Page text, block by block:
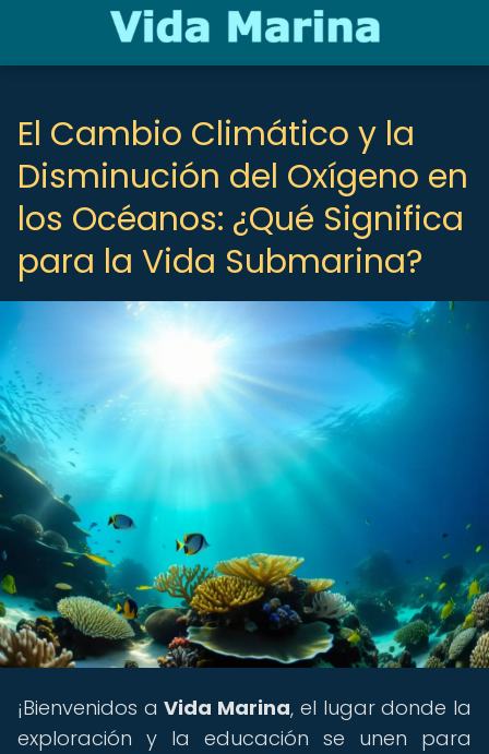
El Cambio Climático y la
Disminución del Oxígeno en
los Océanos: ¿Qué Significa
para la Vida Submarina?
¡Bienvenidos aVida Marina, el lugar donde la
exploración y la educación se unen para